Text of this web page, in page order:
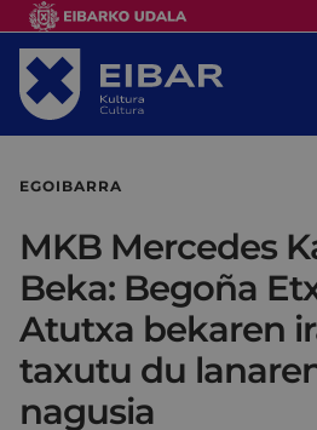
EGOIBARRA
MKB Mercedes
Beka: Begoña
Atutxa bekaren
taxutu du
nagusia